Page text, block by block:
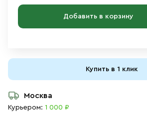
Добавить в корзину
Купить в 1 клик
Москва
Курьером: 1 000 ₽